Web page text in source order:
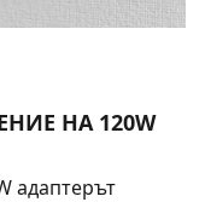
НА 120W
адаптерът